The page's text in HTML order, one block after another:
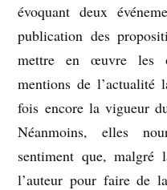
évoquant deux
publication des
mettre en œuvre les
mentions de
fois encore la vigueur
Néanmoins, elles
sentiment que, malgré
l’auteur pour faire de